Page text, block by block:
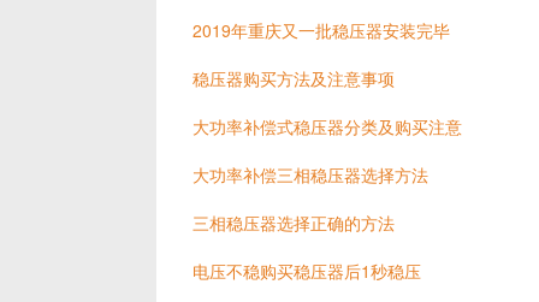
2019年重庆又一批稳压器安装完毕
稳压器购买方法及注意事项
大功率补偿式稳压器分类及购买注意
大功率补偿三相稳压器选择方法
三相稳压器选择正确的方法
电压不稳购买稳压器后1秒稳压